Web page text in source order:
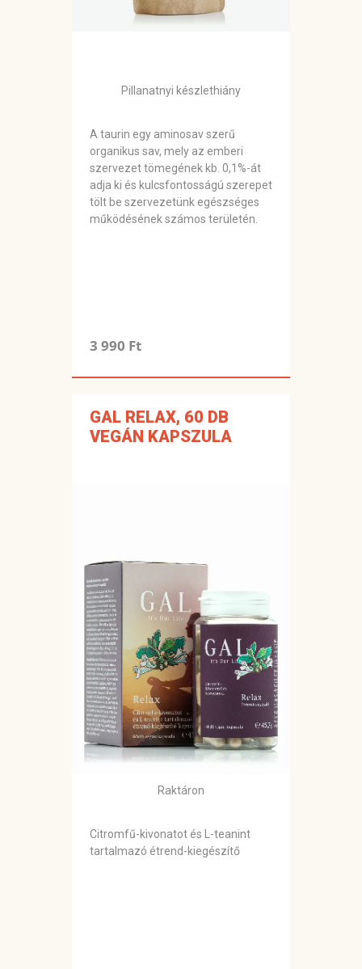
Pillanatnyi készlethiány
A taurin egy aminosav szerű
organikus sav, mely az emberi
szervezet tömegének kb. 0,1%-át
adja ki és kulcsfontosságú szerepet
tölt be szervezetünk egészséges
működésének számos területén.
3 990 Ft
GAL RELAX, 60 DB
VEGÁN KAPSZULA
Raktáron
Citromfű-kivonatot és L-teanint
tartalmazó étrend-kiegészítő